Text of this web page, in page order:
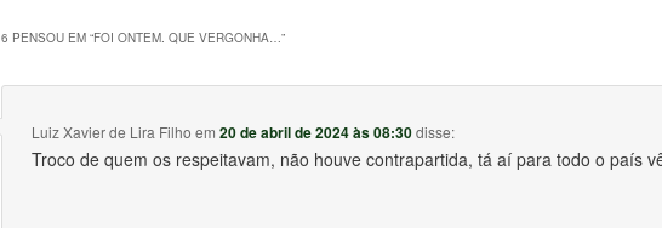
6 PENSOU EM “FOI ONTEM. QUE VERGONHA…”
Luiz Xavier de Lira Filho em20 de abril de 2024 às 08:30disse:
Troco de quem os respeitavam, não houve contrapartida, tá aí para todo o país